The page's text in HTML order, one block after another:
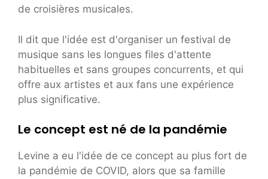
de croisières musicales.
Il dit que l'idée est d'organiser un festival de
musique sans les longues files d'attente
habituelles et sans groupes concurrents, et qui
offre aux artistes et aux fans une expérience
plus significative.
Le concept est né de la pandémie
Levine a eu l'idée de ce concept au plus fort de
la pandémie de COVID, alors que sa famille